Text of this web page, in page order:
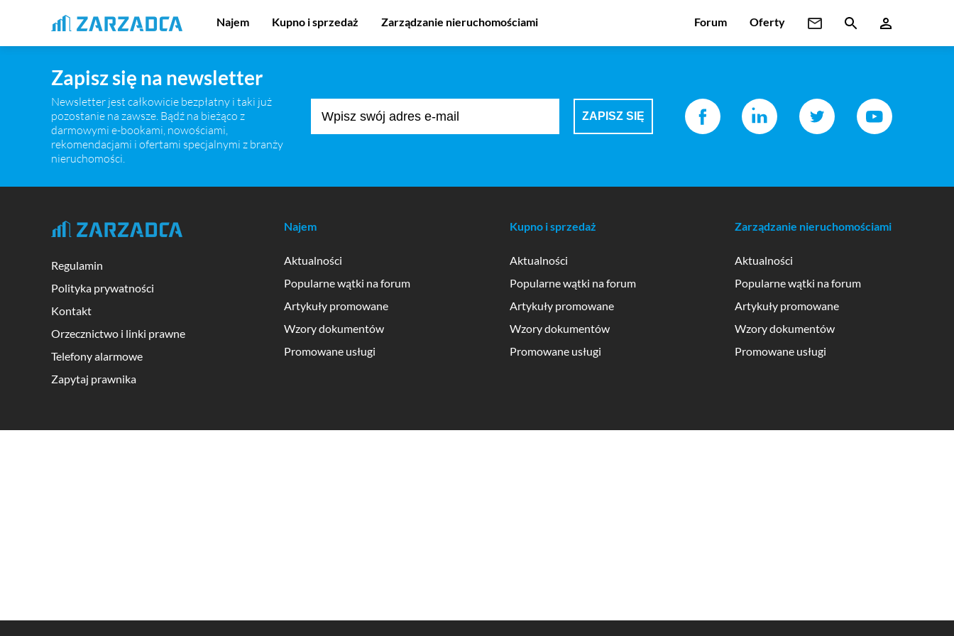
Najem Kupno i sprzedaż Zarządzanie nieruchomościami Forum Oferty
Zapisz się na newsletter
Newsletter jest całkowicie bezpłatny i taki już
pozostanie na zawsze. Bądź na bieżąco z
darmowymi e-bookami, nowościami,
rekomendacjami i ofertami specjalnymi z branży
nieruchomości.
Regulamin
Polityka prywatności
Kontakt
Orzecznictwo i linki prawne
Telefony alarmowe
Zapytaj prawnika
Najem
Aktualności
Popularne wątki na forum
Artykuły promowane
Wzory dokumentów
Promowane usługi
Kupno i sprzedaż
Aktualności
Popularne wątki na forum
Artykuły promowane
Wzory dokumentów
Promowane usługi
Zarządzanie nieruchomościami
Aktualności
Popularne wątki na forum
Artykuły promowane
Wzory dokumentów
Promowane usługi